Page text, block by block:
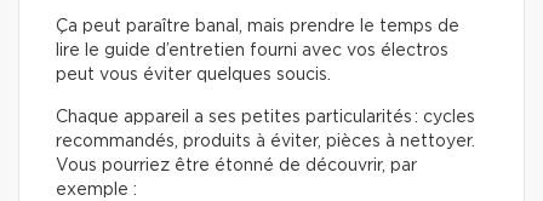
Ça peut paraître banal, mais prendre le temps de
lire le guide d’entretien fourni avec vos électros
peut vous éviter quelques soucis.
Chaque appareil a ses petites particularités : cycles
recommandés, produits à éviter, pièces à nettoyer.
Vous pourriez être étonné de découvrir, par
exemple :